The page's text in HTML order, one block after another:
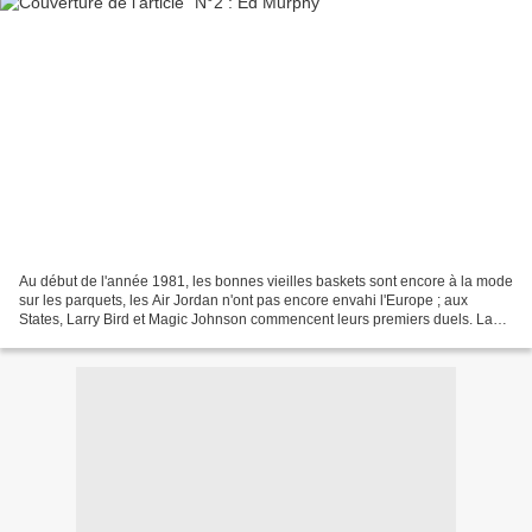
Au début de l'année 1981, les bonnes vieilles baskets sont encore à la mode
sur les parquets, les Air Jordan n'ont pas encore envahi l'Europe ; aux
States, Larry Bird et Magic Johnson commencent leurs premiers duels. La